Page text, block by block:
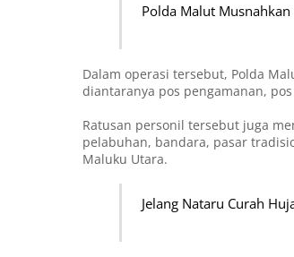
Polda Malut
Dalam operasi tersebut, Polda
diantaranya pos pengamanan,
Ratusan personil tersebut juga
pelabuhan, bandara, pasar
Maluku Utara.
Jelang Nataru Curah